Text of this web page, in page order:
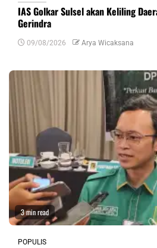
IAS Golkar Sulsel akan Keliling
Gerindra
09/08/2026 Arya Wicaksana
3 min read
POPULIS